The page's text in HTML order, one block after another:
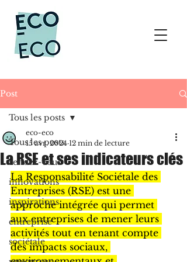
Post
Tous les posts
rendez-vous
innovations
inspirations
entreprise
sociétale
Tous les posts
La RSE et ses indicateurs clés
eco-eco
15 avr. 2024 12 min de lecture
La Responsabilité Sociétale des
Entreprises (RSE) est une
approche intégrée qui permet
aux entreprises de mener leurs
activités tout en tenant compte
des impacts sociaux,